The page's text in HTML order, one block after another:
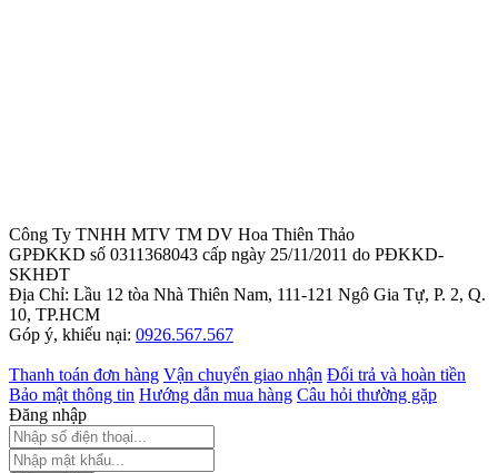
Công Ty TNHH MTV TM DV Hoa Thiên Thảo
GPĐKKD số 0311368043 cấp ngày 25/11/2011 do PĐKKD-
SKHĐT
Địa Chỉ: Lầu 12 tòa Nhà Thiên Nam, 111-121 Ngô Gia Tự, P. 2, Q.
10, TP.HCM
Góp ý, khiếu nại: 0926.567.567
Thanh toán đơn hàng Vận chuyển giao nhận Đổi trả và hoàn tiền
Bảo mật thông tin Hướng dẫn mua hàng Câu hỏi thường gặp
Đăng nhập